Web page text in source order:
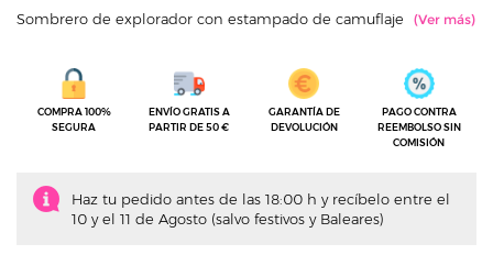
Sombrero de explorador con estampado de camuflaje
COMPRA 100%
SEGURA
ENVÍO GRATIS A
PARTIR DE 50 €
GARANTÍA DE
DEVOLUCIÓN
PAGO CONTRA
REEMBOLSO SIN
COMISIÓN
Haz tu pedido antes de las 18:00 h y recíbelo entre el
10 y el 11 de Agosto (salvo festivos y Baleares)